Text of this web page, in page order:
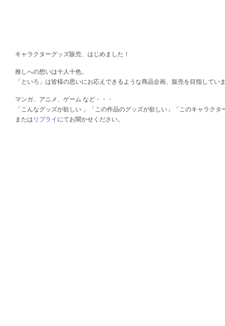
キャラクターグッズ販売、はじめました！
推しへの想いは十人十色。
「といろ」は皆様の思いにお応えできるような商品企画、販売を目指してい
マンガ、アニメ、ゲーム など・・・
「こんなグッズが欲しい 」「この作品のグッズが欲しい」「このキャラク
または リプライ にてお聞かせください。